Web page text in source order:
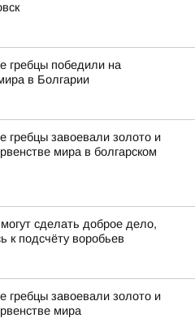
гребцы победили на
в Болгарии
гребцы завоевали золото и
мира в болгарском
сделать доброе дело,
к подсчёту воробьев
гребцы завоевали золото и
мира